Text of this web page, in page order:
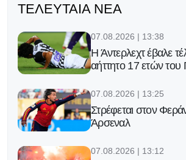
ΤΕΛΕΥΤΑΊΑ ΝΈΑ
07.08.2026 | 13:38
Η Άντερλεχτ έβαλε
αήττητο 17 ετών
07.08.2026 | 13:25
Στρέφεται στον
Άρσεναλ
07.08.2026 | 13:12